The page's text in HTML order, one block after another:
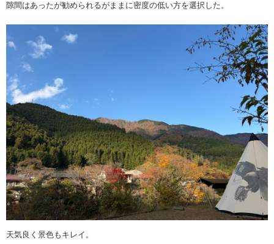
隙間はあったが勧められるがままに密度の低い方を選択した。
天気良く景色もキレイ。